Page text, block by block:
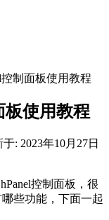
控制面板使用教程
板使用教程
: 2023年10月27日
控制面板，很
些功能，下面一起